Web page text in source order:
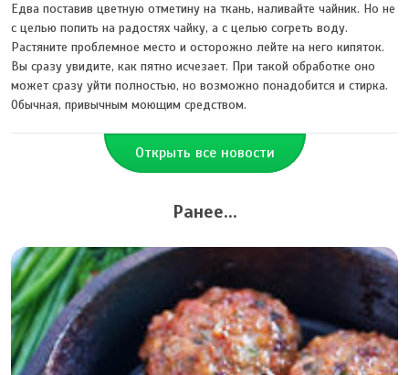
Едва поставив цветную отметину на ткань, наливайте чайник. Но не
с целью попить на радостях чайку, а с целью согреть воду.
Растяните проблемное место и осторожно лейте на него кипяток.
Вы сразу увидите, как пятно исчезает. При такой обработке оно
может сразу уйти полностью, но возможно понадобится и стирка.
Обычная, привычным моющим средством.
Открыть все новости
Ранее...